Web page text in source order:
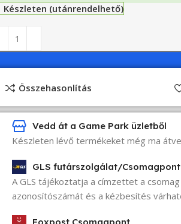
Készleten (utánrendelhető)
Összehasonlítás
Vedd át a Game Park üzletből
Készleten lévő termékeket még ma
GLS futárszolgálat/
A GLS tájékoztatja a címzettet a
azonosítószámát és a kézbesítés